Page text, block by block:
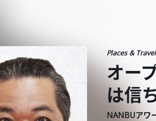
Places & Travel
オー
は信
NANBUアワ